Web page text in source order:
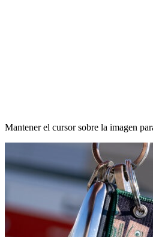
Mantener el cursor sobre la imagen